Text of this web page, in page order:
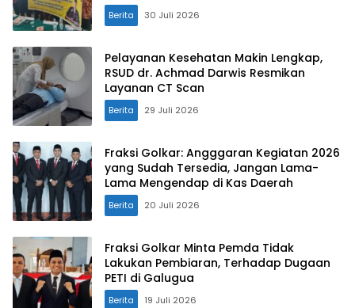
Berita 30 Juli 2026
Pelayanan Kesehatan Makin Lengkap,
RSUD dr. Achmad Darwis Resmikan
Layanan CT Scan
Berita 29 Juli 2026
Fraksi Golkar: Angggaran Kegiatan 2026
yang Sudah Tersedia, Jangan Lama-
Lama Mengendap di Kas Daerah
Berita 20 Juli 2026
Fraksi Golkar Minta Pemda Tidak
Lakukan Pembiaran, Terhadap Dugaan
PETI di Galugua
Berita 19 Juli 2026